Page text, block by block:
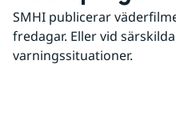
SMHI publicerar
fredagar. Eller vid
varningssituationer.